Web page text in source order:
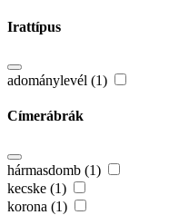
Irattípus
adománylevél (1)
Címerábrák
hármasdomb (1)
kecske (1)
korona (1)